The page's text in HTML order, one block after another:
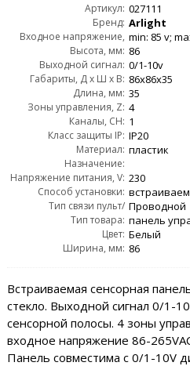
Артикул: 027111
Бренд: Arlight
Входное напряжение,
AC:
min: 85 v;
Высота, мм: 86
Выходной сигнал: 0/1-10v
Габариты, Д x Ш x В: 86x86x35
Длина, мм: 35
Зоны управления, Z: 4
Каналы, CH: 1
Класс защиты IP: IP20
Материал: пластик
Назначение:
для светодиодных лент и модулей
Напряжение питания, V: 230
Способ установки:
Тип связи пульт/
контроллер:
Проводной
Тип товара: панель
Цвет: Белый
Ширина, мм: 86
Встраиваемая сенсорная
стекло. Выходной сигнал 0/1-
сенсорной полосы. 4 зоны
входное напряжение 86-
Панель совместима с 0/1-10V